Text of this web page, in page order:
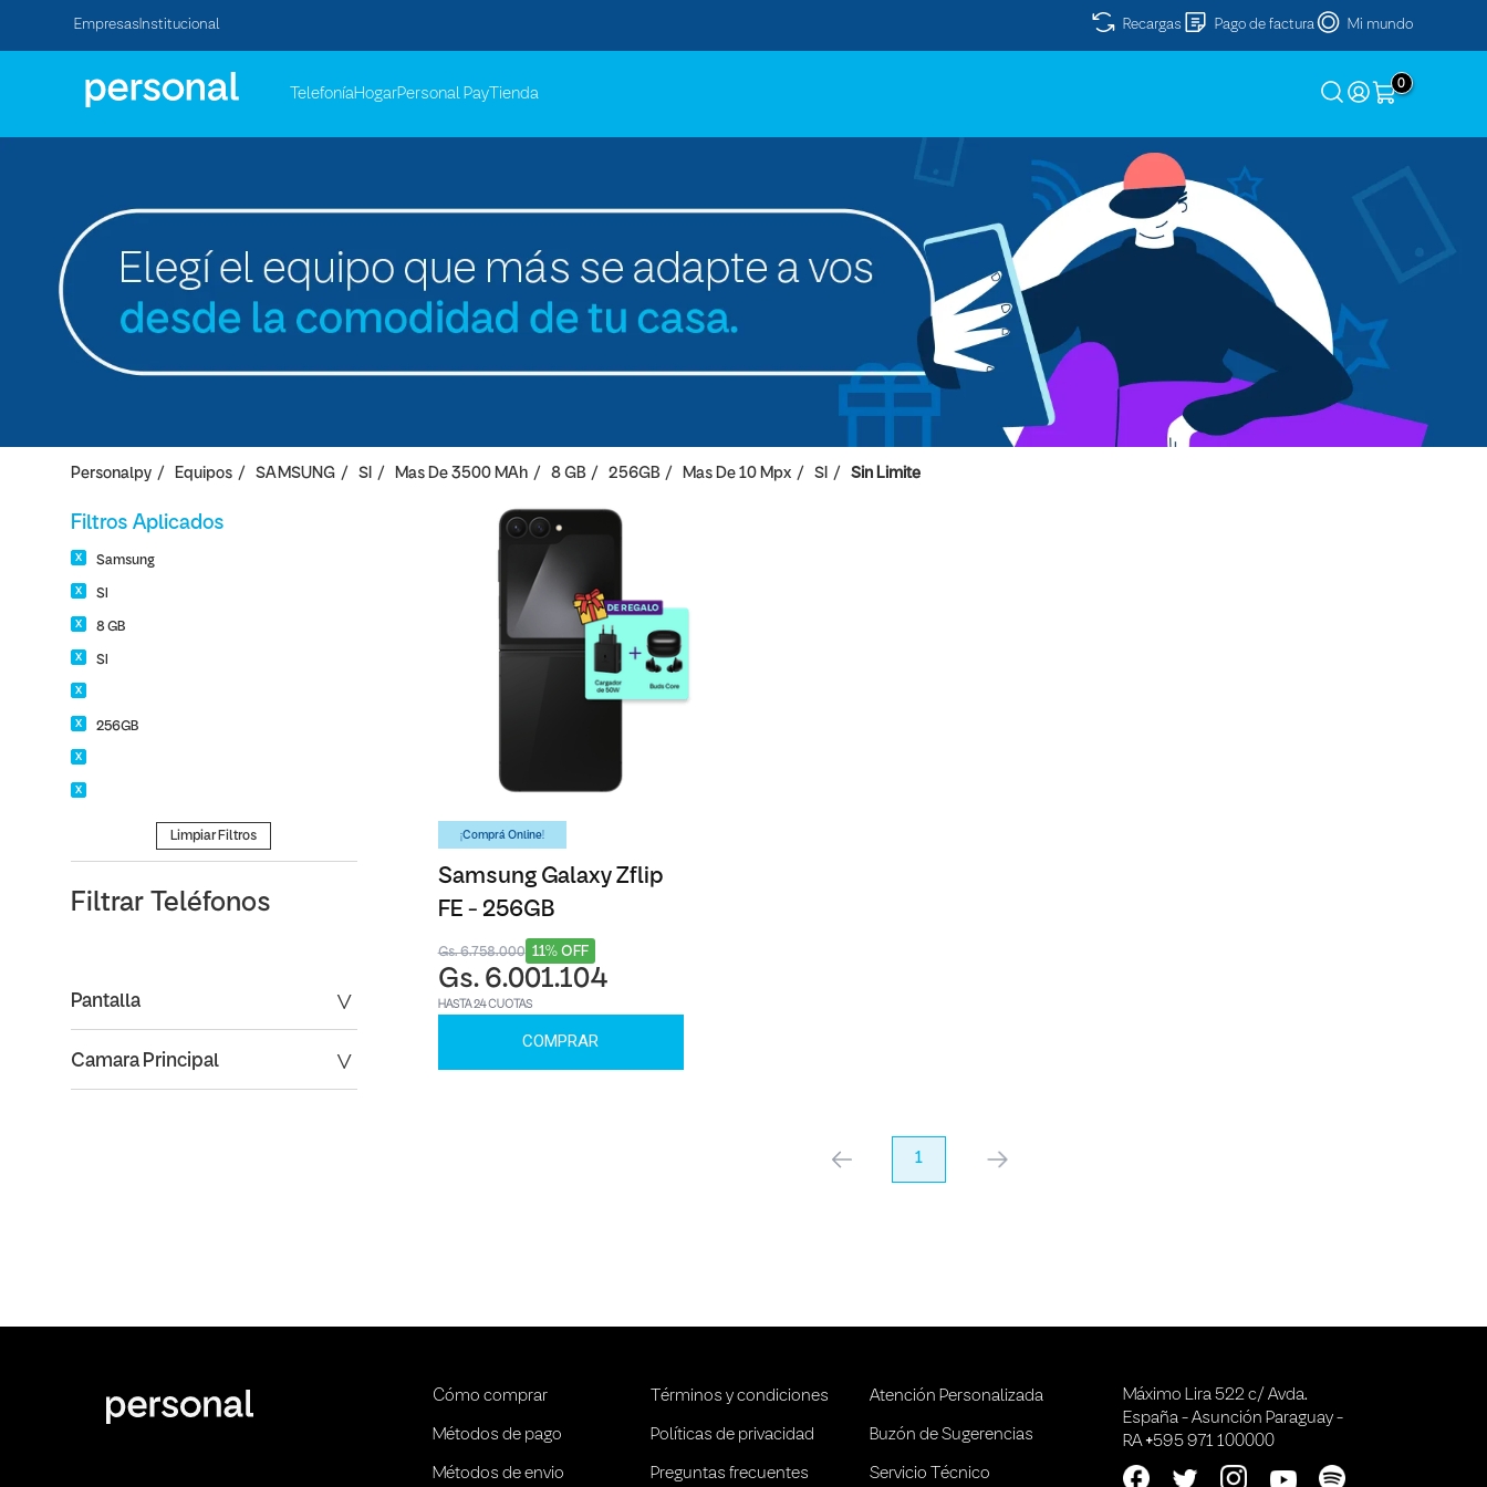
Empresas Institucional Recargas Pago de factura Mi mundo
TelefoníaHogarPersonal Pay Tienda
0
Personalpy Equipos SAMSUNG SI Mas De 3500 MAh 8 GB 256GB Mas De 10 Mpx SI Sin Limite
Filtros Aplicados
Samsung
SI
8 GB
SI
256GB
Limpiar Filtros
Filtrar Teléfonos
Pantalla
Camara Principal
¡Comprá Online!
Samsung Galaxy Zflip
FE - 256GB
11% OFF
Gs. 6.758.000
Gs. 6.001.104
HASTA 24 CUOTAS
COMPRAR
anterior 1 próximo
Cómo comprar
Métodos de pago
Métodos de envio
Términos y condiciones
Políticas de privacidad
Preguntas frecuentes
Atención Personalizada
Buzón de Sugerencias
Servicio Técnico
Máximo Lira 522 c/ Avda.
España - Asunción Paraguay -
RA +595 971 100000